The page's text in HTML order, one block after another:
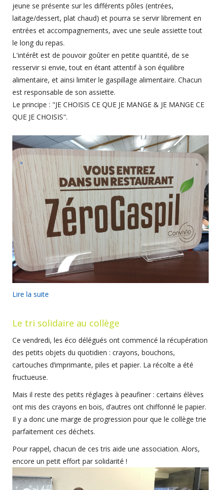
jeune se présente sur les différents pôles (entrées,
laitage/dessert, plat chaud) et pourra se servir librement en
entrées et accompagnements, avec une seule assiette tout
le long du repas.
L'intérêt est de pouvoir goûter en petite quantité, de se
resservir si envie, tout en étant attentif à son équilibre
alimentaire, et ainsi limiter le gaspillage alimentaire. Chacun
est responsable de son assiette.
Le principe : "JE CHOISIS CE QUE JE MANGE & JE MANGE CE
QUE JE CHOISIS".
Lire la suite
Le tri solidaire au collège
Ce vendredi, les éco délégués ont commencé la récupération
des petits objets du quotidien : crayons, bouchons,
cartouches d’imprimante, piles et papier. La récolte a été
fructueuse.
Mais il reste des petits réglages à peaufiner : certains élèves
ont mis des crayons en bois, d’autres ont chiffonné le papier.
Il y a donc une marge de progression pour que le collège trie
parfaitement ces déchets.
Pour rappel, chacun de ces tris aide une association. Alors,
encore un petit effort par solidarité !